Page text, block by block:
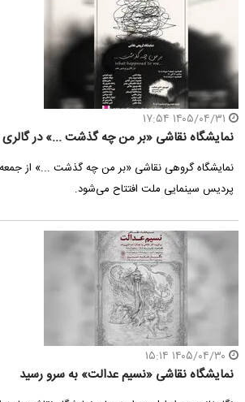
نمایشگاه نقاشی «بر من چه گذشت ...» در
نمایشگاه گروهی نقاشی «بر من چه گذشت ...» از جمعه
پردیس سینمایی ملت افتتاح می‌شود.
نمایشگاه نقاشی «نسیم عدالت» به سرو رسید